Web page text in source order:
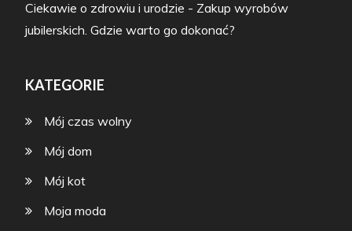
Ciekawie o zdrowiu i urodzie - Zakup wyrobów
jubilerskich. Gdzie warto go dokonać?
KATEGORIE
Mój czas wolny
Mój dom
Mój kot
Moja moda